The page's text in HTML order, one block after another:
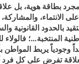
بطاقة هوية، بل
الانتماء، والمشاركة،
بالحدود القانونية
المنتخبة…؛
وجودياً يربط المواطن
تفرض على كل فرد